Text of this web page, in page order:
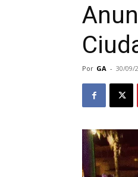
Por GA - 30/09/